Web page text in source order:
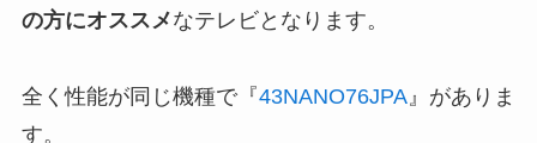
の方にオススメなテレビとなります。
全く性能が同じ機種で『43NANO76JPA』がありま
す。